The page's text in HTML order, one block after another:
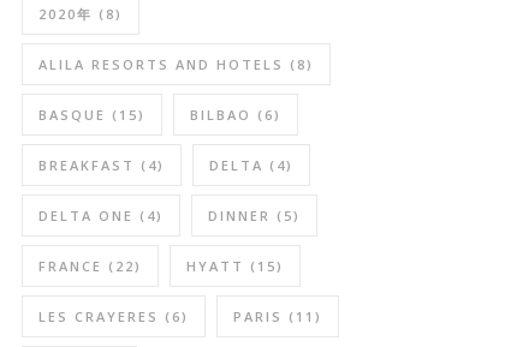
2020年 (8)
ALILA RESORTS AND HOTELS (8)
BASQUE (15) BILBAO (6)
BREAKFAST (4) DELTA (4)
DELTA ONE (4) DINNER (5)
FRANCE (22) HYATT (15)
LES CRAYERES (6) PARIS (11)